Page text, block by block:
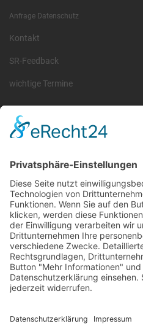
Anfrage Datenschutz
Kontakt
SR-Feedback
wichtige Termine
Information
Sachsen und Thüringen. Er ist
gleichzeitig Veranstalter
verschiedenen Ligen.
Die RLSO ist jetzt auch
Wir betreiben ...